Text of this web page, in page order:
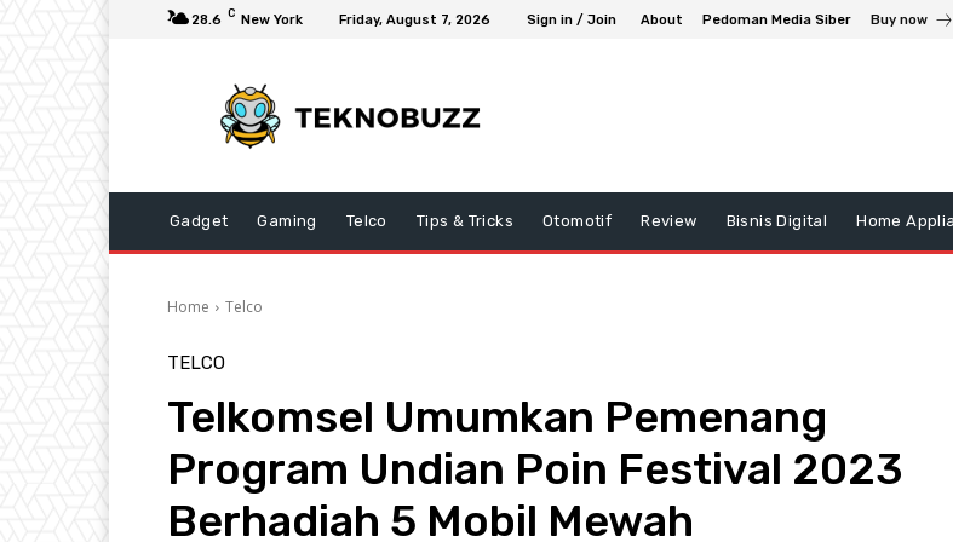
28.6 C New York Friday, August 7, 2026 Sign in / Join About Pedoman Media Siber Buy now
Gadget Gaming Telco Tips & Tricks Otomotif Review Bisnis Digital Home
Home Telco
TELCO
Telkomsel Umumkan Pemenang
Program Undian Poin Festival 2023
Berhadiah 5 Mobil Mewah